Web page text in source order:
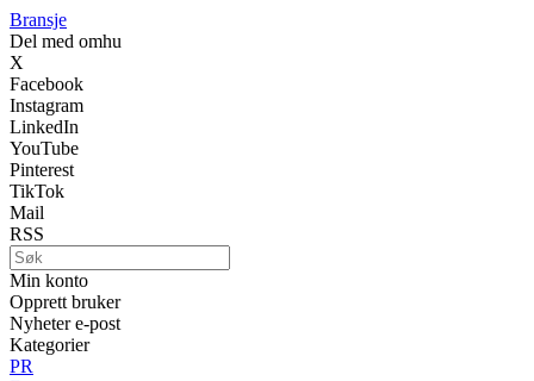
Bransje
Del med omhu
X
Facebook
Instagram
LinkedIn
YouTube
Pinterest
TikTok
Mail
RSS
Min konto
Opprett bruker
Nyheter e-post
Kategorier
PR